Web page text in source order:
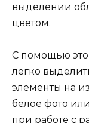
выделении
цветом.
С помощью
легко
элементы на
белое фото
при работе с